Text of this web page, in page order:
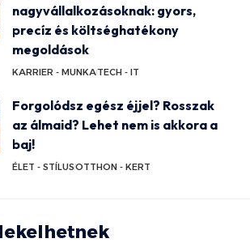
nagyvállalkozásoknak: gyors,
precíz és költséghatékony
megoldások
KARRIER - MUNKATECH - IT
Forgolódsz egész éjjel? Rosszak
az álmaid? Lehet nem is akkora a
baj!
ÉLET - STÍLUSOTTHON - KERT